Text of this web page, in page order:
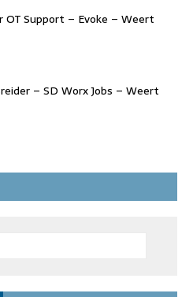
OT Support – Evoke – Weert
– SD Worx Jobs – Weert